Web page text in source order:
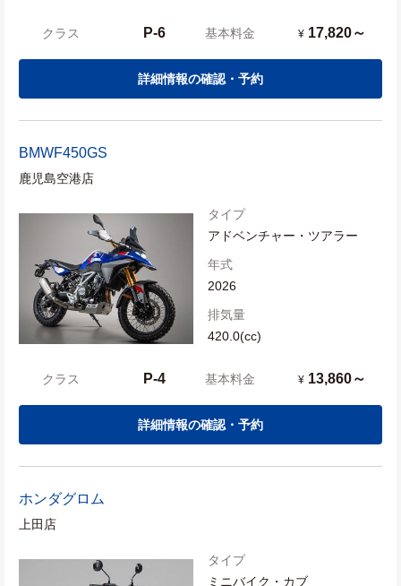
クラス P-6 基本料金 ¥ 17,820～
詳細情報の確認・予約
BMWF450GS
鹿児島空港店
タイプ
アドベンチャー・ツアラー
年式
2026
排気量
420.0(cc)
クラス P-4 基本料金 ¥ 13,860～
詳細情報の確認・予約
ホンダグロム
上田店
タイプ
ミニバイク・カブ